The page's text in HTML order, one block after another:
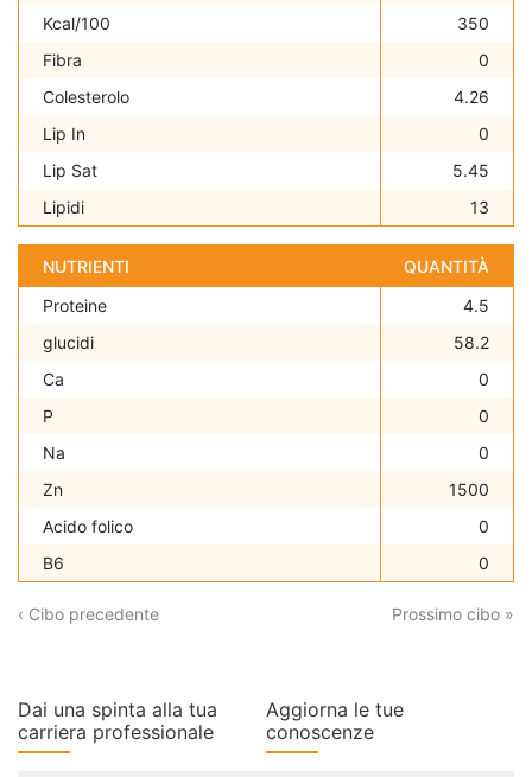
Kcal/100
350
Fibra
0
Colesterolo
4.26
Lip In
0
Lip Sat
5.45
Lipidi
13
NUTRIENTI
QUANTITÀ
Proteine
4.5
glucidi
58.2
Ca
0
P
0
Na
0
Zn
1500
Acido folico
0
B6
0
‹ Cibo precedente Prossimo cibo »
Dai una spinta alla tua
carriera professionale
Aggiorna le tue
conoscenze